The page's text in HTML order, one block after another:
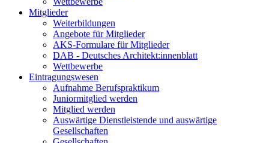
Mitglieder
Weiterbildungen
Angebote für Mitglieder
AKS-Formulare für Mitglieder
DAB - Deutsches Architekt:innenblatt
Wettbewerbe
Eintragungswesen
Aufnahme Berufspraktikum
Juniormitglied werden
Mitglied werden
Auswärtige Dienstleistende und auswärtige
Gesellschaften